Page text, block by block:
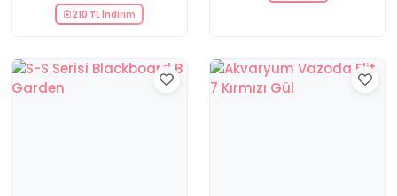
210 TL İndirim